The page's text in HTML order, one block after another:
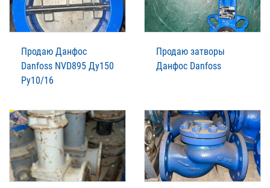
Продаю Данфос
Danfoss NVD895 Ду150
Ру10/16
Продаю затворы
Данфос Danfoss